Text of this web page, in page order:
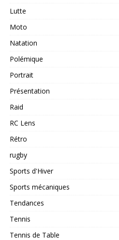
Lutte
Moto
Natation
Polémique
Portrait
Présentation
Raid
RC Lens
Rétro
rugby
Sports d'Hiver
Sports mécaniques
Tendances
Tennis
Tennis de Table